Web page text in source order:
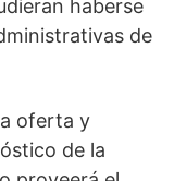
haberse
de
oferta y
de la